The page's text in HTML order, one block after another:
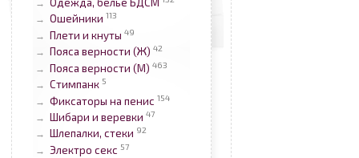
→ Одежда, белье БДСМ
→ Ошейники 113
→ Плети и кнуты 49
→ Пояса верности (Ж) 42
→ Пояса верности (М) 463
→ Стимпанк 5
→ Фиксаторы на пенис 154
→ Шибари и веревки 47
→ Шлепалки, стеки 92
→ Электро секс 57